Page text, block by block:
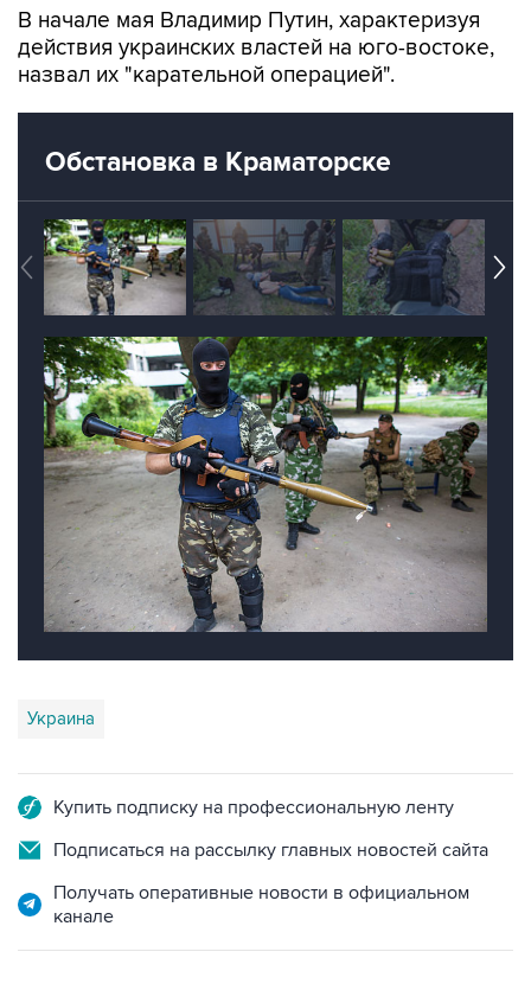
В начале мая Владимир Путин, характеризуя
действия украинских властей на юго-востоке,
назвал их "карательной операцией".
Обстановка в Краматорске
Украина
Купить подписку на профессиональную ленту
Подписаться на рассылку главных новостей сайта
Получать оперативные новости в официальном
канале